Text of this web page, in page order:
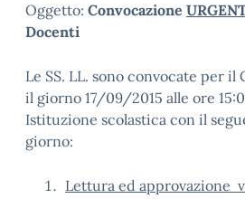
Oggetto: Convocazione
Docenti
Le SS. LL. sono convocate per
il giorno 17/09/2015 alle ore
Istituzione scolastica con il
giorno:
Lettura ed approvazione